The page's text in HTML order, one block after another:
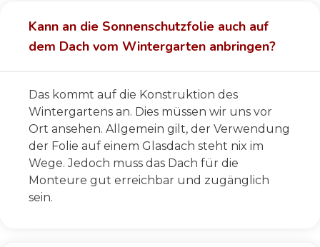
Kann an die Sonnenschutzfolie auch auf
dem Dach vom Wintergarten anbringen?
Das kommt auf die Konstruktion des
Wintergartens an. Dies müssen wir uns vor
Ort ansehen. Allgemein gilt, der Verwendung
der Folie auf einem Glasdach steht nix im
Wege. Jedoch muss das Dach für die
Monteure gut erreichbar und zugänglich
sein.